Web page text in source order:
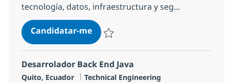
tecnología, datos, infraestructura y seg...
Candidatar-meArquitecto Empresarial
Desarrolador Back End Java
Localização
Quito, Ecuador Categoria
Technical Engineering